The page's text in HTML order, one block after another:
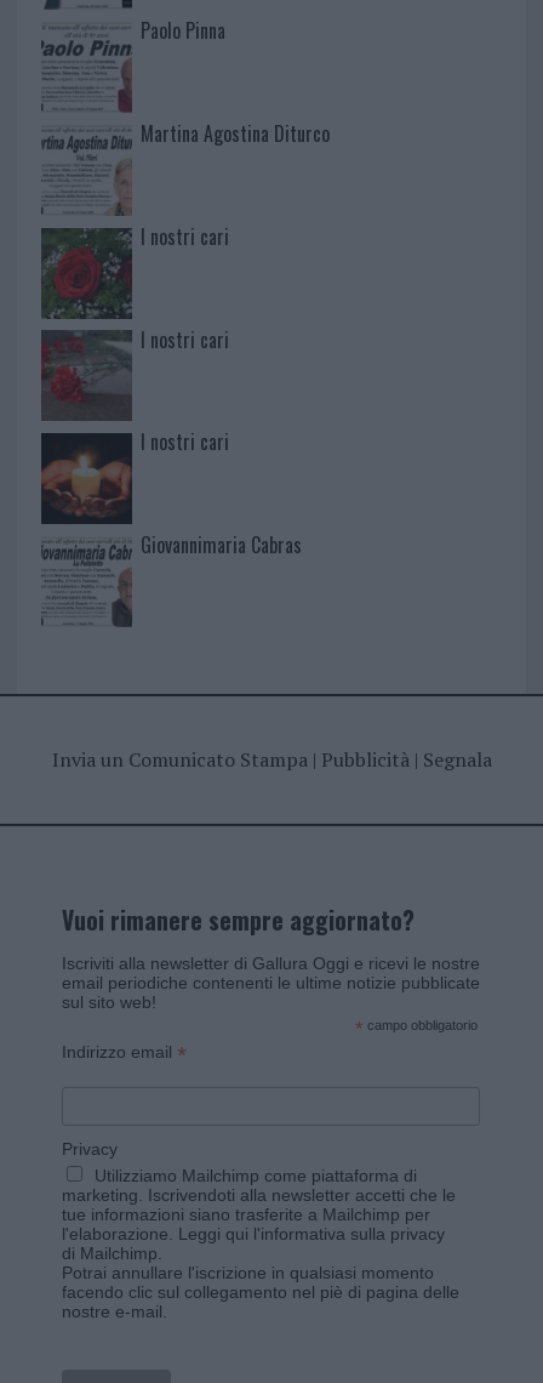
Paolo Pinna
Martina Agostina Diturco
I nostri cari
I nostri cari
I nostri cari
Giovannimaria Cabras
Invia un Comunicato Stampa| Pubblicità| Segnala
Vuoi rimanere sempre aggiornato?
Iscriviti alla newsletter di Gallura Oggi e ricevi le nostre
email periodiche contenenti le ultime notizie pubblicate
sul sito web!
* campo obbligatorio
Indirizzo email *
Privacy
Utilizziamo Mailchimp come piattaforma di
marketing. Iscrivendoti alla newsletter accetti che le
tue informazioni siano trasferite a Mailchimp per
l'elaborazione. Leggi qui l'informativa sulla privacy
di Mailchimp
Potrai annullare l'iscrizione in qualsiasi momento
facendo clic sul collegamento nel piè di pagina delle
nostre e-mail.